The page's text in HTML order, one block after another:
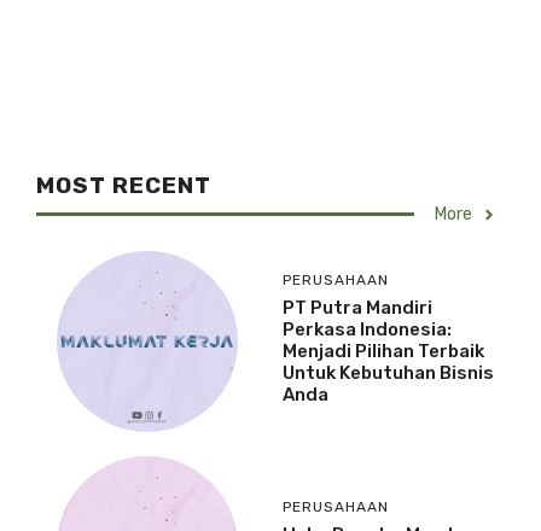
MOST RECENT
More
PERUSAHAAN
PT Putra Mandiri
Perkasa Indonesia:
Menjadi Pilihan Terbaik
Untuk Kebutuhan Bisnis
Anda
PERUSAHAAN